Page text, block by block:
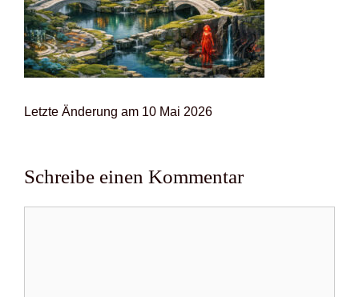
Letz­te Ände­rung am 10 Mai 2026
Schreibe einen Kommentar